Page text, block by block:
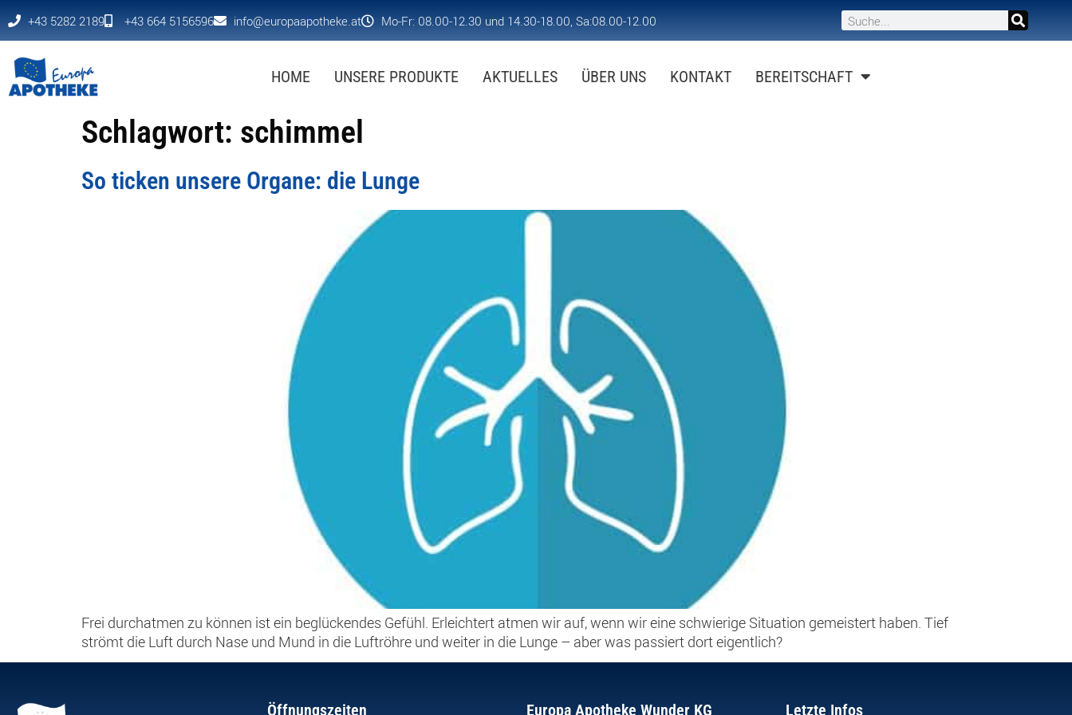
+43 5282 2189 +43 664 5156596 info@europaapotheke.at Mo-Fr: 08.00-12.30 und 14.30-18.00, Sa:08.00-12.00
HOME UNSERE PRODUKTE AKTUELLES ÜBER UNS KONTAKT BEREITSCHAFT
Schlagwort: schimmel
So ticken unsere Organe: die Lunge
Frei durchatmen zu können ist ein beglückendes Gefühl. Erleichtert atmen wir auf, wenn wir eine schwierige Situation gemeistert haben. Tief
strömt die Luft durch Nase und Mund in die Luftröhre und weiter in die Lunge – aber was passiert dort eigentlich?
Öffnungszeiten Europa Apotheke Wunder KG Letzte Infos